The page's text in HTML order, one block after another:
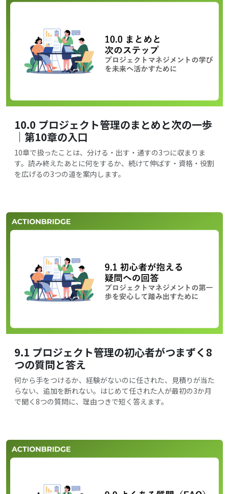
10.0 プロジェクト管理のまとめと次の一歩
｜第10章の入口
10章で扱ったことは、分ける・出す・通すの3つに収まりま
す。読み終えたあとに何をするか、続けて伸ばす・資格・役割
を広げるの3つの道を案内します。
9.1 プロジェクト管理の初心者がつまずく8
つの質問と答え
何から手をつけるか、経験がないのに任された、見積りが当た
らない、追加を断れない。はじめて任された人が最初の3か月
で聞く8つの質問に、理由つきで短く答えます。